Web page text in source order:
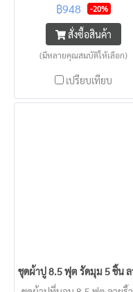
สัมผสเย็น นอนสบาย
฿948 -20%
สั่งซื้อสินค้า
(มีหลายคุณสมบัติให้เลือก)
เปรียบเทียบ
ชุดผ้าปู 8.5 ฟุต รัดมุม 5 ชิ้น ล